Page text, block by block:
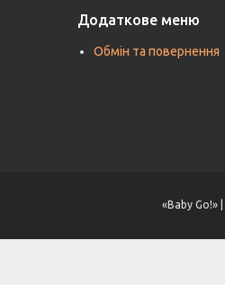
Додаткове меню
Обмін та повернення